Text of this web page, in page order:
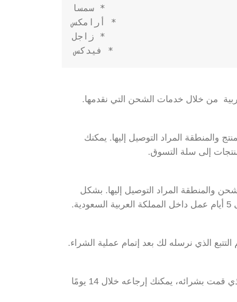
* فيدكس
من خلال خدمات الشحن التي نقدمها.
المراد التوصيل إليها. يمكنك
إلى سلة التسوق.
المراد التوصيل إليها. بشكل
الذي نرسله لك بعد إتمام عملية الشراء.
في حال لم تكن راضيًا عن المنتج الذي قمت بشرائه، يمكنك إرجاعه خلال 14 يومًا